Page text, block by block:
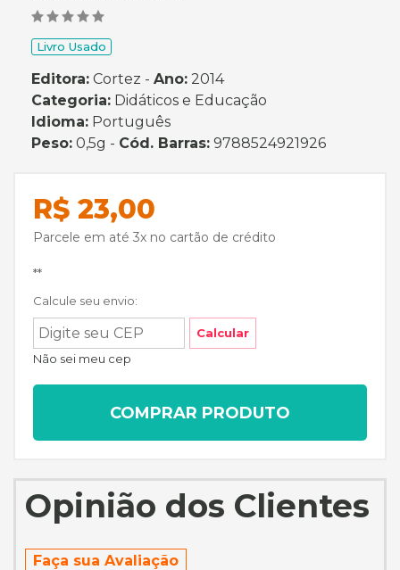
Livro Usado
Editora: Cortez - Ano: 2014
Categoria: Didáticos e Educação
Idioma: Português
Peso: 0,5g - Cód. Barras: 9788524921926
R$ 23,00
Parcele em até 3x no cartão de crédito
**
Calcule seu envio:
Calcular
Não sei meu cep
COMPRAR PRODUTO
Opinião dos Clientes
Faça sua Avaliação